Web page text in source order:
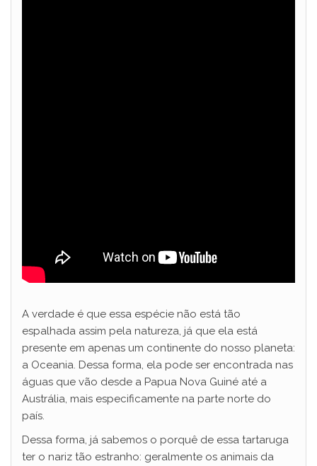
A verdade é que essa espécie não está tão
espalhada assim pela natureza, já que ela está
presente em apenas um continente do nosso planeta:
a Oceania. Dessa forma, ela pode ser encontrada nas
águas que vão desde a Papua Nova Guiné até a
Austrália, mais especificamente na parte norte do
país.
Dessa forma, já sabemos o porquê de essa tartaruga
ter o nariz tão estranho: geralmente os animais da